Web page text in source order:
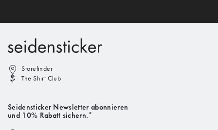
Storefinder
The Shirt Club
Seidensticker Newsletter abonnieren
und 10% Rabatt sichern.*